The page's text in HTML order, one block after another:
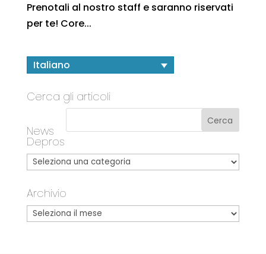
Prenotali al nostro staff e saranno riservati
per te! Core...
Italiano
Cerca gli articoli
News
Depros
Archivio